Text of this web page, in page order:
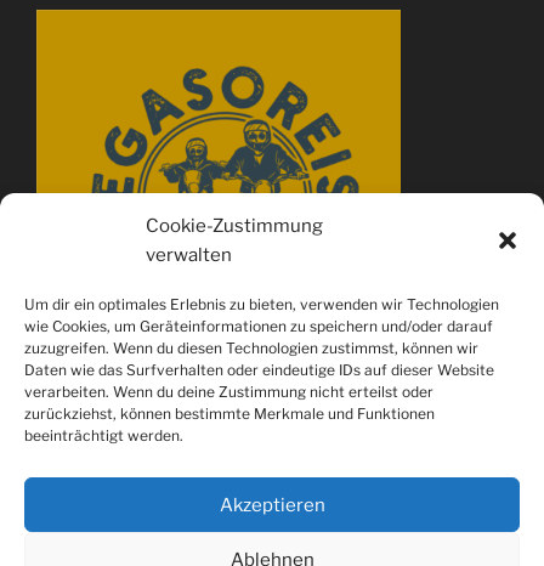
Cookie-Zustimmung
verwalten
Um dir ein optimales Erlebnis zu bieten, verwenden wir Technologien
wie Cookies, um Geräteinformationen zu speichern und/oder darauf
zuzugreifen. Wenn du diesen Technologien zustimmst, können wir
Daten wie das Surfverhalten oder eindeutige IDs auf dieser Website
verarbeiten. Wenn du deine Zustimmung nicht erteilst oder
zurückziehst, können bestimmte Merkmale und Funktionen
beeinträchtigt werden.
Akzeptieren
Ablehnen